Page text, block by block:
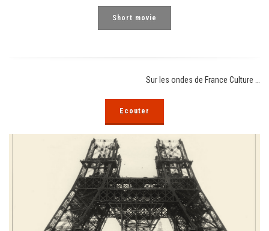
Short movie
Sur les ondes de France Culture …
Ecouter